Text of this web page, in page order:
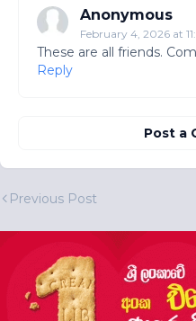
Anonymous
February 4, 2026 at
These are all friends.
Reply
Post a
Previous Post